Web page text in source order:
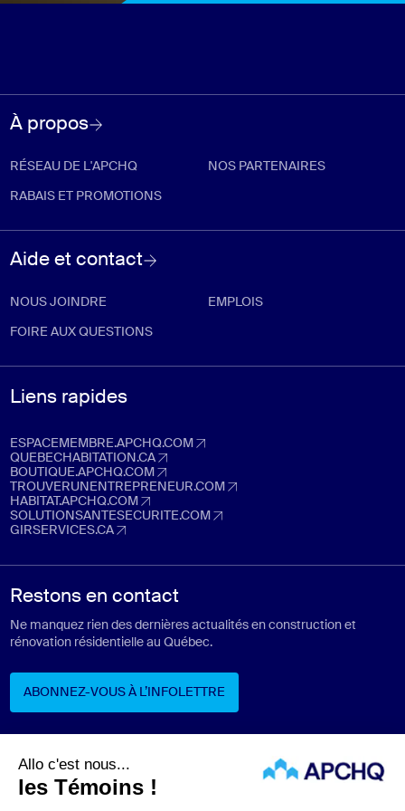
À propos
RÉSEAU DE L'APCHQ NOS PARTENAIRES
RABAIS ET PROMOTIONS
Aide et contact
NOUS JOINDRE EMPLOIS
FOIRE AUX QUESTIONS
Liens rapides
ESPACEMEMBRE.APCHQ.COM
espacemembre.apchq.com (Ouvre dans un nouvel onglet)
QUEBECHABITATION.CA
quebechabitation.ca (Ouvre dans un nouvel onglet)
BOUTIQUE.APCHQ.COM
boutique.apchq.com (Ouvre dans un nouvel onglet)
TROUVERUNENTREPRENEUR.COM
trouverunentrepreneur.com (Ouvre dans un nouvel onglet)
HABITAT.APCHQ.COM
habitat.apchq.com (Ouvre dans un nouvel onglet)
SOLUTIONSANTESECURITE.COM
solutionsantesecurite.com (Ouvre dans un nouvel onglet)
GIRSERVICES.CA
Restons en contact
Ne manquez rien des dernières actualités en construction et
rénovation résidentielle au Québec.
ABONNEZ-VOUS À L’INFOLETTRE
ABONNEZ-VOUS À L’INFOLETTRE
Suivez-nous